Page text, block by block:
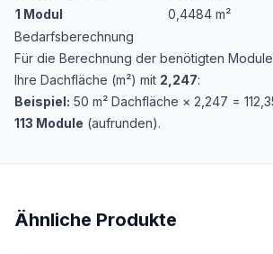
1 Modul
0,4484 m²
Bedarfsberechnung
Für die Berechnung der benötigten
Ihre Dachfläche (m²) mit 2,247:
Beispiel: 50 m² Dachfläche × 2,247 =
113 Module (aufrunden).
Ähnliche Produkte